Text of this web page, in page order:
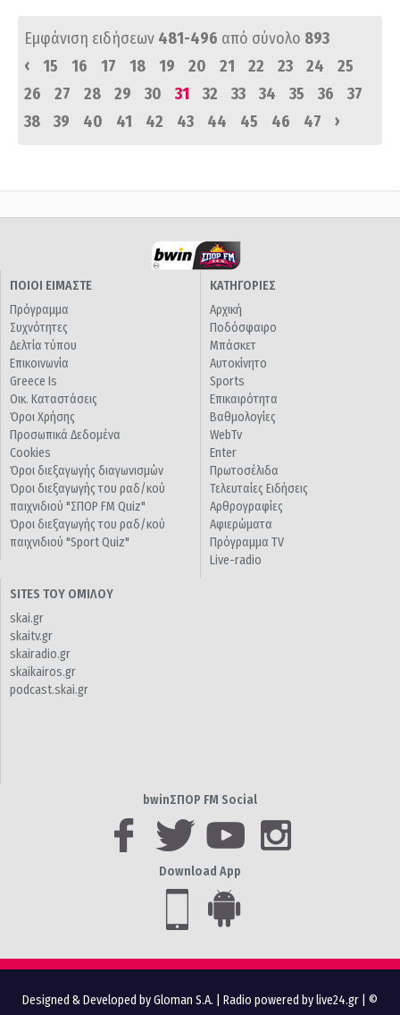
Εμφάνιση ειδήσεων 481-496 από σύνολο 893
‹
15 16 17 18 19 20 21 22 23 24
25
26
27 28 29 30 31 32 33 34 35 36
37
38
39 40 41 42 43 44 45 46 47 ›
ΠΟΙΟΙ ΕΙΜΑΣΤΕ
Πρόγραμμα
Συχνότητες
Δελτία τύπου
Επικοινωνία
Greece Is
Οικ. Καταστάσεις
Όροι Χρήσης
Προσωπικά Δεδομένα
Cookies
Όροι διεξαγωγής διαγωνισμών
Όροι διεξαγωγής του ραδ/κού
παιχνιδιού "ΣΠΟΡ FM Quiz"
Όροι διεξαγωγής του ραδ/κού
παιχνιδιού "Sport Quiz"
ΚΑΤΗΓΟΡΙΕΣ
Αρχική
Ποδόσφαιρο
Μπάσκετ
Αυτοκίνητο
Sports
Επικαιρότητα
Βαθμολογίες
WebTv
Enter
Πρωτοσέλιδα
Τελευταίες Ειδήσεις
Αρθρογραφίες
Αφιερώματα
Πρόγραμμα TV
Live-radio
SITES ΤΟΥ ΟΜΙΛΟΥ
skai.gr
skaitv.gr
skairadio.gr
skaikairos.gr
podcast.skai.gr
bwinΣΠΟΡ FM Social
Download App
Designed & Developed by Gloman S.A. Radio powered by live24.gr | ©